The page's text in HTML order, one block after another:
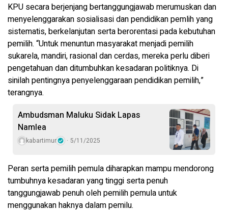
KPU secara berjenjang bertanggungjawab merumuskan dan
menyelenggarakan sosialisasi dan pendidikan pemlih yang
sistematis, berkelanjutan serta berorentasi pada kebutuhan
pemilih. “Untuk menuntun masyarakat menjadi pemilih
sukarela, mandiri, rasional dan cerdas, mereka perlu diberi
pengetahuan dan ditumbuhkan kesadaran politiknya. Di
sinilah pentingnya penyelenggaraan pendidikan pemilih,”
terangnya.
Ambudsman Maluku Sidak Lapas
Namlea
kabartimur 5/11/2025
Peran serta pemilih pemula diharapkan mampu mendorong
tumbuhnya kesadaran yang tinggi serta penuh
tanggungjawab penuh oleh pemilih pemula untuk
menggunakan haknya dalam pemilu.